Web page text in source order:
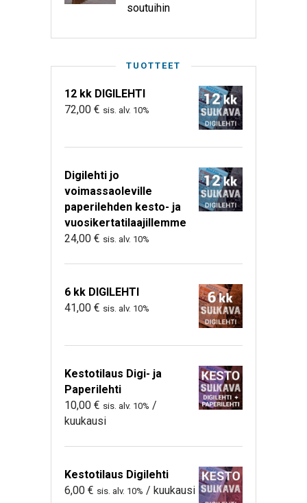
soutuihin
TUOTTEET
12 kk DIGILEHTI
72,00 € sis. alv. 10%
Digilehti jo
voimassaoleville
paperilehden kesto- ja
vuosikertatilaajillemme
24,00 € sis. alv. 10%
6 kk DIGILEHTI
41,00 € sis. alv. 10%
Kestotilaus Digi- ja
Paperilehti
10,00 € sis. alv. 10% /
kuukausi
Kestotilaus Digilehti
6,00 € sis. alv. 10% / kuukausi